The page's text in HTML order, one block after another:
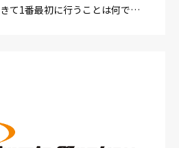
て1番最初に行うことは何です